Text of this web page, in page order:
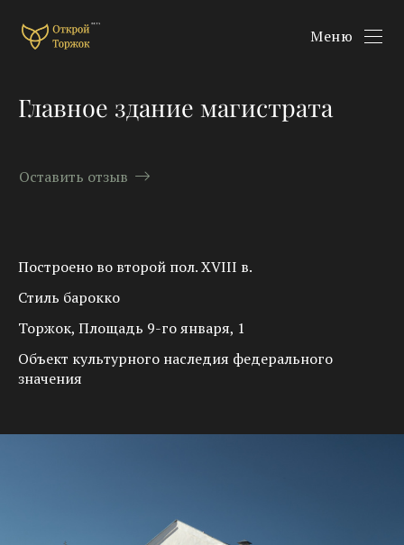
Меню
Главное здание магистрата
Оставить отзыв
Построено во второй пол. XVIII в.
Стиль барокко
Торжок, Площадь 9-го января, 1
Объект культурного наследия федерального
значения